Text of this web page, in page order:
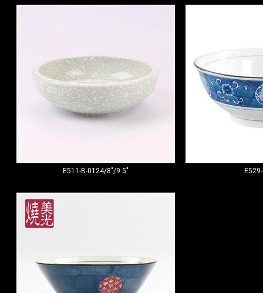
E511-B-0124/8"/9.5"